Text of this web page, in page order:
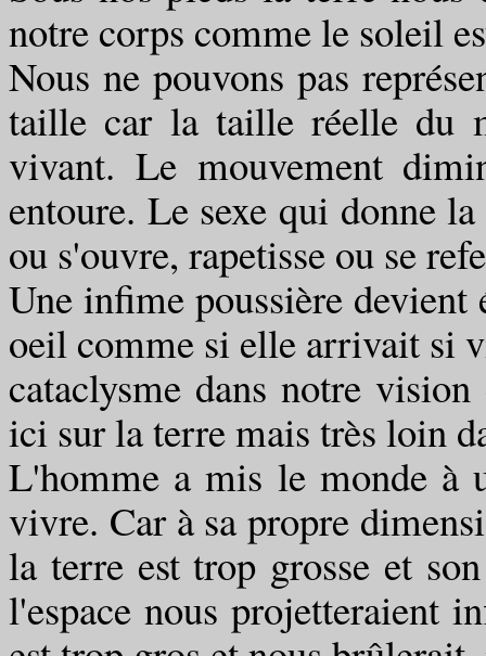
notre corps comme le soleil
Nous ne pouvons pas
taille car la taille réelle du
vivant. Le mouvement
entoure. Le sexe qui donne
ou s'ouvre, rapetisse ou se
Une infime poussière
oeil comme si elle arrivait si
cataclysme dans notre
ici sur la terre mais très loin
L'homme a mis le monde à
vivre. Car à sa propre
la terre est trop grosse et
l'espace nous projetteraient